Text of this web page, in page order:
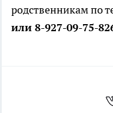
родственникам по
или 8-927-09-75-